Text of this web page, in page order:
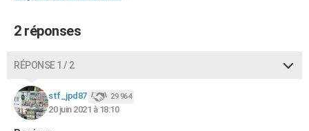
Carte de Noël
Carte Bonne année
Carte Saint-Valentin
Carte Pâques
Carte d'anniversaire
DICTIONNAIRE
Dictionnaire
Biographies
Citations
Expressions
Proverbes
PROGRAMME TV
COPAINS D'AVANT
S'inscrire
Se connecter
Lycées
Collèges
Primaires
Universités
Entreprises
Service militaire
Avis de recherche
2 réponses
RÉPONSE 1 / 2
stf_jpd87 29 964
20 juin 2021 à 18:10